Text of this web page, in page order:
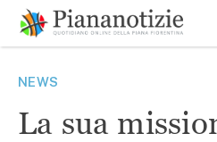
contenuto
SEARCH
NEWS
La sua